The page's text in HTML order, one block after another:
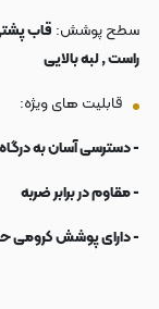
سطح پوشش: قاب
راست , لبه بالایی
قابلیت های ویژه:
- دسترسی آسان به
- مقاوم در برابر ضربه
- دارای پوشش کرومی